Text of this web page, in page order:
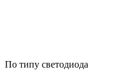
По типу светодиода